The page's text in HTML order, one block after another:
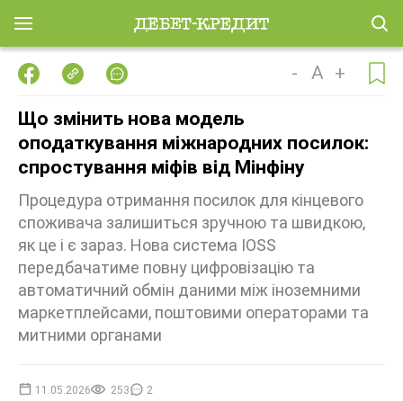
- A +
Що змінить нова модель
оподаткування міжнародних посилок:
спростування міфів від Мінфіну
Процедура отримання посилок для кінцевого
споживача залишиться зручною та швидкою,
як це і є зараз. Нова система IOSS
передбачатиме повну цифровізацію та
автоматичний обмін даними між іноземними
маркетплейсами, поштовими операторами та
митними органами
11.05.2026 253 2